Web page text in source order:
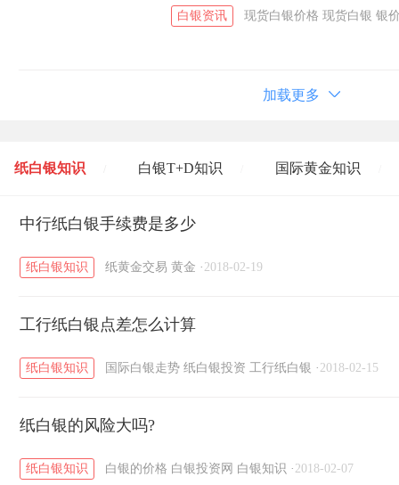
白银资讯 现货白银价格 现货白银 银
加载更多
纸白银知识 白银T+D知识 国际黄金知识
黄金T+D知识 / 粤贵银知识
中行纸白银手续费是多少
纸白银知识 纸黄金交易 黄金 · 2018-02-19
工行纸白银点差怎么计算
纸白银知识 国际白银走势 纸白银投资 工行纸白银 · 2018-02-15
纸白银的风险大吗?
纸白银知识 白银的价格 白银投资网 白银知识 · 2018-02-07